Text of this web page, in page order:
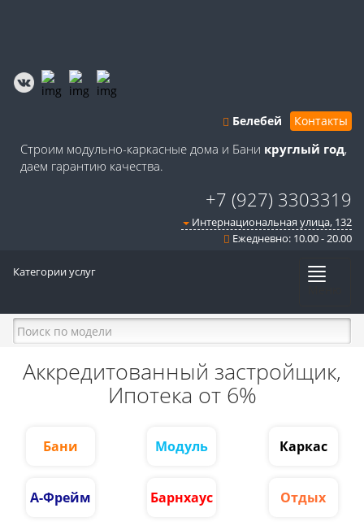
Белебей Контакты
Строим модульно-каркасные дома и Бани круглый год,
даем гарантию качества.
+7 (927) 3303319
Интернациональная улица, 132
Ежедневно: 10.00 - 20.00
Категории услуг
Аккредитованный застройщик,
Ипотека от 6%
Бани Модуль Каркас
А-Фрейм Барнхаус Отдых